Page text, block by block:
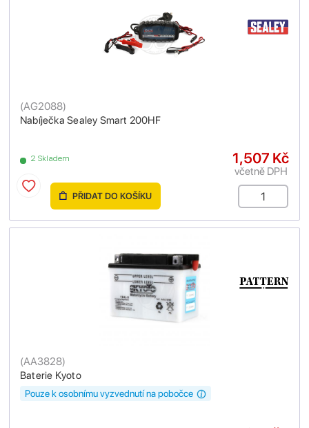
Nabíječka Sealey Smart 200HF
(AG2088)
2 Skladem 1,507 Kč
včetně DPH
PŘIDAT DO KOŠÍKU
Baterie Kyoto
(AA3828)
Pouze k osobnímu vyzvednutí na pobočce